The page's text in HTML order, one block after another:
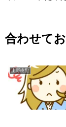
合わせて
上野樹里